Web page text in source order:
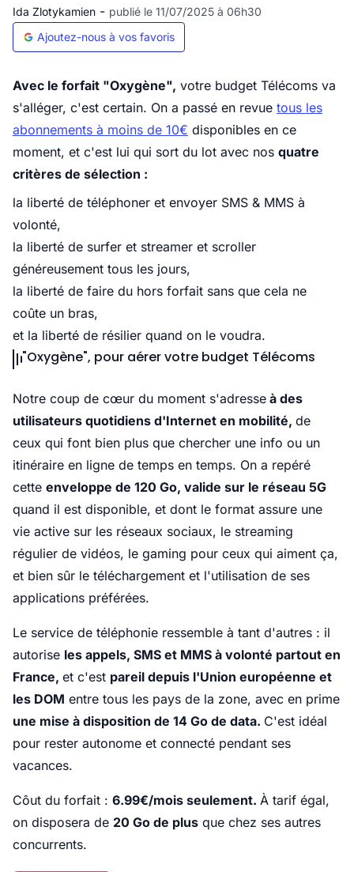
Ida Zlotykamien - publié le 11/07/2025 à 06h30
Ajoutez-nous à vos favoris
Avec le forfait "Oxygène", votre budget Télécoms va
s'alléger, c'est certain. On a passé en revue tous les
abonnements à moins de 10€ disponibles en ce
moment, et c'est lui qui sort du lot avec nos quatre
critères de sélection :
la liberté de téléphoner et envoyer SMS & MMS à
volonté,
la liberté de surfer et streamer et scroller
généreusement tous les jours,
la liberté de faire du hors forfait sans que cela ne
coûte un bras,
et la liberté de résilier quand on le voudra.
"Oxygène", pour aérer votre budget Télécoms
Notre coup de cœur du moment s'adresse à des
utilisateurs quotidiens d'Internet en mobilité, de
ceux qui font bien plus que chercher une info ou un
itinéraire en ligne de temps en temps. On a repéré
cette enveloppe de 120 Go, valide sur le réseau 5G
quand il est disponible, et dont le format assure une
vie active sur les réseaux sociaux, le streaming
régulier de vidéos, le gaming pour ceux qui aiment ça,
et bien sûr le téléchargement et l'utilisation de ses
applications préférées.
Le service de téléphonie ressemble à tant d'autres : il
autorise les appels, SMS et MMS à volonté partout en
France, et c'est pareil depuis l'Union européenne et
les DOM entre tous les pays de la zone, avec en prime
une mise à disposition de 14 Go de data. C'est idéal
pour rester autonome et connecté pendant ses
vacances.
Côut du forfait : 6.99€/mois seulement. À tarif égal,
on disposera de 20 Go de plus que chez ses autres
concurrents.